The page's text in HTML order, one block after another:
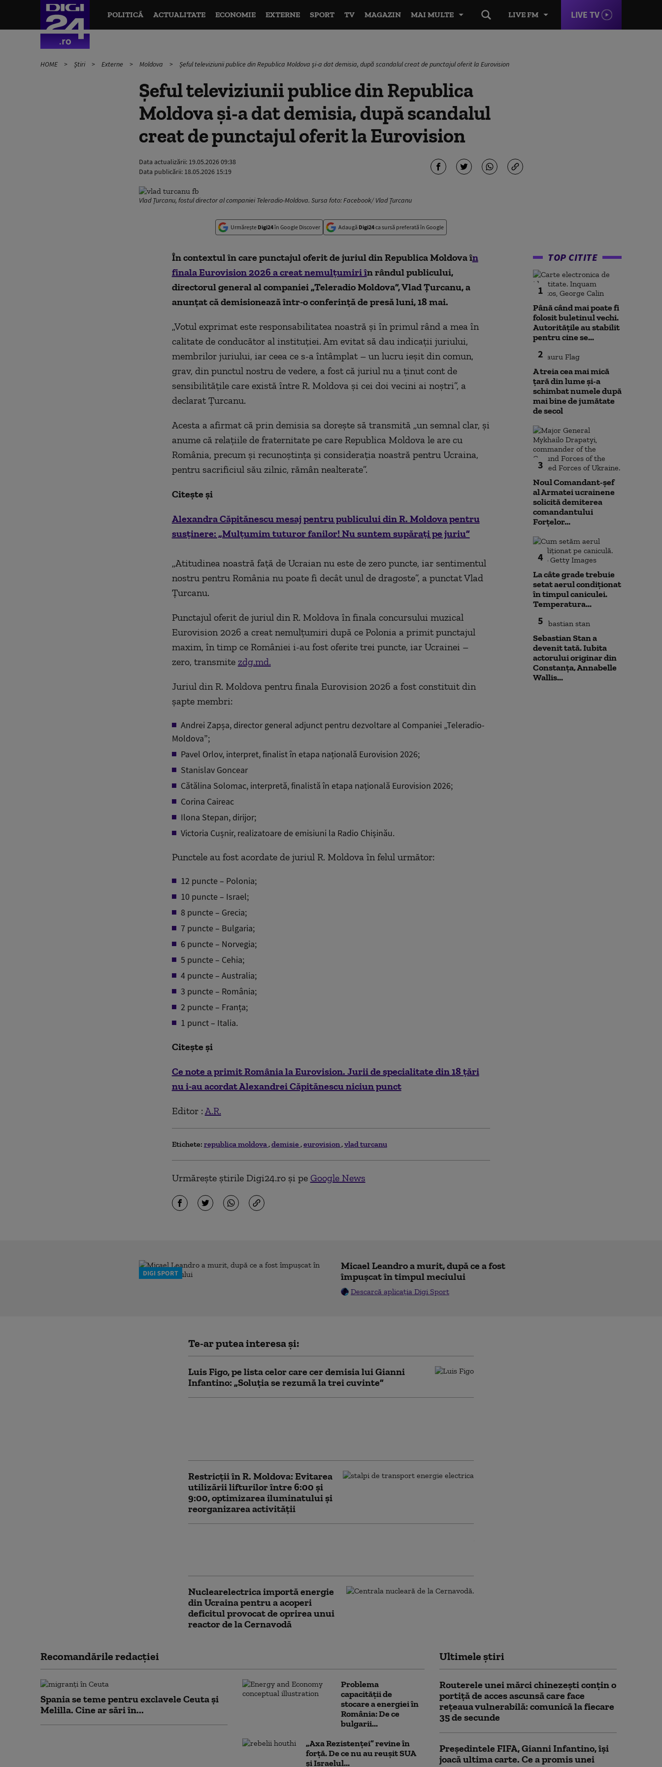
LIVE FM LIVE TV
POLITICĂ ACTUALITATE ECONOMIE EXTERNE SPORT TV MAGAZIN MAI MULTE
HOME Știri Externe Moldova Șeful televiziunii publice din Republica Moldova și-a dat demisia, după scandalul creat de punctajul oferit la Eurovision
Șeful televiziunii publice din Republica
Moldova și-a dat demisia, după scandalul
creat de punctajul oferit la Eurovision
Data actualizării: 19.05.2026 09:38
Data publicării: 18.05.2026 15:19
Vlad Țurcanu, fostul director al companiei Teleradio-Moldova. Sursa foto: Facebook/ Vlad Țurcanu
Urmărește Digi24în Google Discover Adaugă Digi24ca sursă preferată în Google
În contextul în care punctajul oferit de juriul din Republica Moldova în
finala Eurovision 2026 a creat nemulțumiri în rândul publicului,
directorul general al companiei „Teleradio Moldova”, Vlad Țurcanu, a
anunțat că demisionează într-o conferință de presă luni, 18 mai.
„Votul exprimat este responsabilitatea noastră și în primul rând a mea în
calitate de conducător al instituției. Am evitat să dau indicații juriului,
membrilor juriului, iar ceea ce s-a întâmplat – un lucru ieșit din comun,
grav, din punctul nostru de vedere, a fost că juriul nu a ținut cont de
sensibilitățile care există între R. Moldova și cei doi vecini ai noștri”, a
declarat Țurcanu.
Acesta a afirmat că prin demisia sa dorește să transmită „un semnal clar, și
anume că relațiile de fraternitate pe care Republica Moldova le are cu
România, precum și recunoștința și considerația noastră pentru Ucraina,
pentru sacrificiul său zilnic, rămân nealterate”.
Citește și
Alexandra Căpitănescu mesaj pentru publicului din R. Moldova pentru
susţinere: „Mulţumim tuturor fanilor! Nu suntem supăraţi pe juriu”
„Atitudinea noastră față de Ucraian nu este de zero puncte, iar sentimentul
nostru pentru România nu poate fi decât unul de dragoste”, a punctat Vlad
Țurcanu.
Punctajul oferit de juriul din R. Moldova în finala concursului muzical
Eurovision 2026 a creat nemulțumiri după ce Polonia a primit punctajul
maxim, în timp ce României i-au fost oferite trei puncte, iar Ucrainei –
zero, transmite zdg.md.
Juriul din R. Moldova pentru finala Eurovision 2026 a fost constituit din
șapte membri:
Andrei Zapșa, director general adjunct pentru dezvoltare al Companiei „Teleradio-
Moldova”;
Pavel Orlov, interpret, finalist în etapa națională Eurovision 2026;
Stanislav Goncear
Cătălina Solomac, interpretă, finalistă în etapa națională Eurovision 2026;
Corina Caireac
Ilona Stepan, dirijor;
Victoria Cușnir, realizatoare de emisiuni la Radio Chișinău.
Punctele au fost acordate de juriul R. Moldova în felul următor:
12 puncte – Polonia;
10 puncte – Israel;
8 puncte – Grecia;
7 puncte – Bulgaria;
6 puncte – Norvegia;
5 puncte – Cehia;
4 puncte – Australia;
3 puncte – România;
2 puncte – Franța;
1 punct – Italia.
Citește și
Ce note a primit România la Eurovision. Jurii de specialitate din 18 țări
nu i-au acordat Alexandrei Căpitănescu niciun punct
Editor : A.R.
Etichete: republica moldova demisie eurovision vlad turcanu
Urmărește știrile Digi24.ro și pe Google News
TOP CITITE
1
Până când mai poate fi
folosit buletinul vechi.
Autoritățile au stabilit
pentru cine se...
2
A treia cea mai mică
țară din lume și-a
schimbat numele după
mai bine de jumătate
de secol
3
Noul Comandant-șef
al Armatei ucrainene
solicită demiterea
comandantului
Forțelor...
4
La câte grade trebuie
setat aerul condiționat
în timpul caniculei.
Temperatura...
5
Sebastian Stan a
devenit tată. Iubita
actorului originar din
Constanța, Annabelle
Wallis...
DIGI SPORT
Micael Leandro a murit, după ce a fost
împușcat în timpul meciului
Descarcă aplicația Digi Sport
Te-ar putea interesa și:
Luis Figo, pe lista celor care cer demisia lui Gianni
Infantino: „Soluţia se rezumă la trei cuvinte”
Restricții în R. Moldova: Evitarea
utilizării lifturilor între 6:00 şi
9:00, optimizarea iluminatului şi
reorganizarea activităţii
Nuclearelectrica importă energie
din Ucraina pentru a acoperi
deficitul provocat de oprirea unui
reactor de la Cernavodă
Recomandările redacţiei
Spania se teme pentru exclavele Ceuta și
Melilla. Cine ar sări în...
Problema
capacității de
stocare a energiei în
România: De ce
bulgarii...
„Axa Rezistenței” revine în
forță. De ce nu au reușit SUA
și Israelul...
Ultimele știri
Routerele unei mărci chinezești conțin o
portiță de acces ascunsă care face
rețeaua vulnerabilă: comunică la fiecare
35 de secunde
Președintele FIFA, Gianni Infantino, îşi
joacă ultima carte. Ce a promis unei